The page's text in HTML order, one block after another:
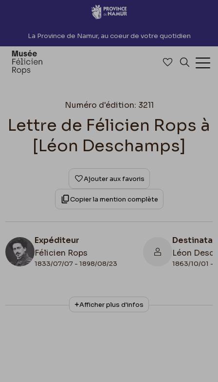
Accèder directement au contenu
La Province de Namur, au coeur de votre quotidien
Accéder à
Numéro d'édition: 3211
Lettre de Félicien Rops à
[Léon Deschamps]
Ajouter aux favoris
Copier la mention complète
Expéditeur
Félicien Rops
1833/07/07 - 1898/08/23
Léon
1863/10/01 -
N° d'inventaire
MNR/beta/1745
Collationnage
Autographe
Afficher plus d'infos